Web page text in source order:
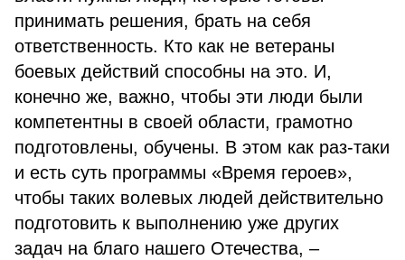
принимать решения, брать на себя
ответственность. Кто как не ветераны
боевых действий способны на это. И,
конечно же, важно, чтобы эти люди были
компетентны в своей области, грамотно
подготовлены, обучены. В этом как раз-таки
и есть суть программы «Время героев»,
чтобы таких волевых людей действительно
подготовить к выполнению уже других
задач на благо нашего Отечества, –